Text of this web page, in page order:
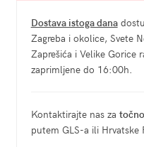
Dostava istoga dana
Zagreba i okolice, Svete
Zaprešića i Velike Gorice
zaprimljene do 16:00h.
Kontaktirajte nas za
putem GLS-a ili Hrvatske